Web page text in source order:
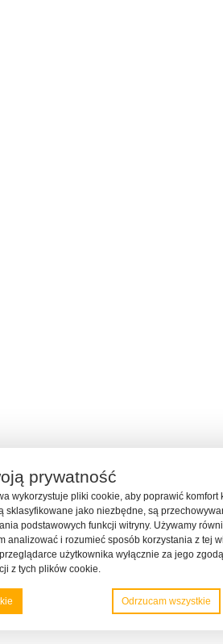
prywatność
wykorzystuje pliki cookie, aby poprawić
sklasyfikowane jako niezbędne, są
podstawowych funkcji witryny. Używamy
analizować i rozumieć sposób korzystania z tej
użytkownika wyłącznie za jego
z tych plików cookie.
Odrzucam wszystkie